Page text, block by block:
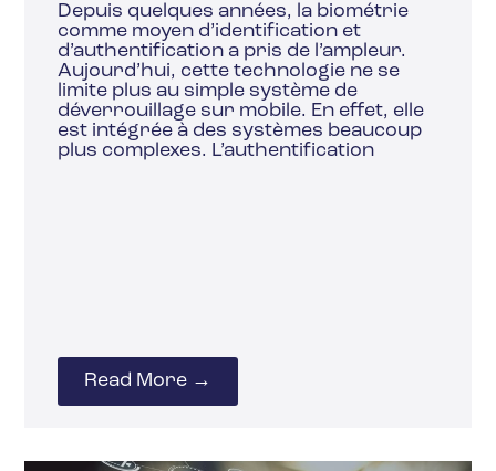
Depuis quelques années, la biométrie
comme moyen d’identification et
d’authentification a pris de l’ampleur.
Aujourd’hui, cette technologie ne se
limite plus au simple système de
déverrouillage sur mobile. En effet, elle
est intégrée à des systèmes beaucoup
plus complexes. L’authentification
Read More →